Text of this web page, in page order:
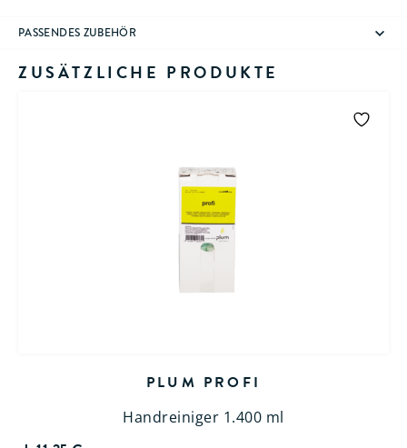
PASSENDES ZUBEHÖR
ZUSÄTZLICHE PRODUKTE
PLUM PROFI
Handreiniger 1.400 ml